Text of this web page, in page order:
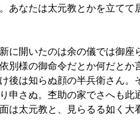
あなたは太元教とかを立てて
に開いたのは余の儀では御座
別様の御命令だとか何だとか
後は知らぬ顔の半兵衛さん。
申さぬ。杢助の家でさへも此
は太元教と、見らるる如く大